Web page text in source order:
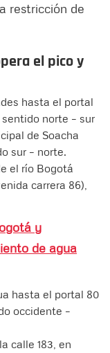
restricción de
el pico y
hasta el portal
norte – sur
de Soacha
sur – norte.
el río Bogotá
carrera 86),
y
de agua
hasta el portal 80
occidente –
calle 183, en